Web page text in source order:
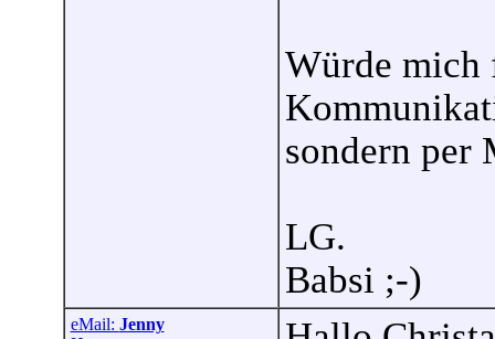
Würde mich
sondern per
LG.
Babsi ;-)
eMail: Jenny